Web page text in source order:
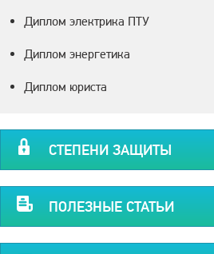
Диплом электрика ПТУ
Диплом энергетика
Диплом юриста
СТЕПЕНИ ЗАЩИТЫ
ПОЛЕЗНЫЕ СТАТЬИ